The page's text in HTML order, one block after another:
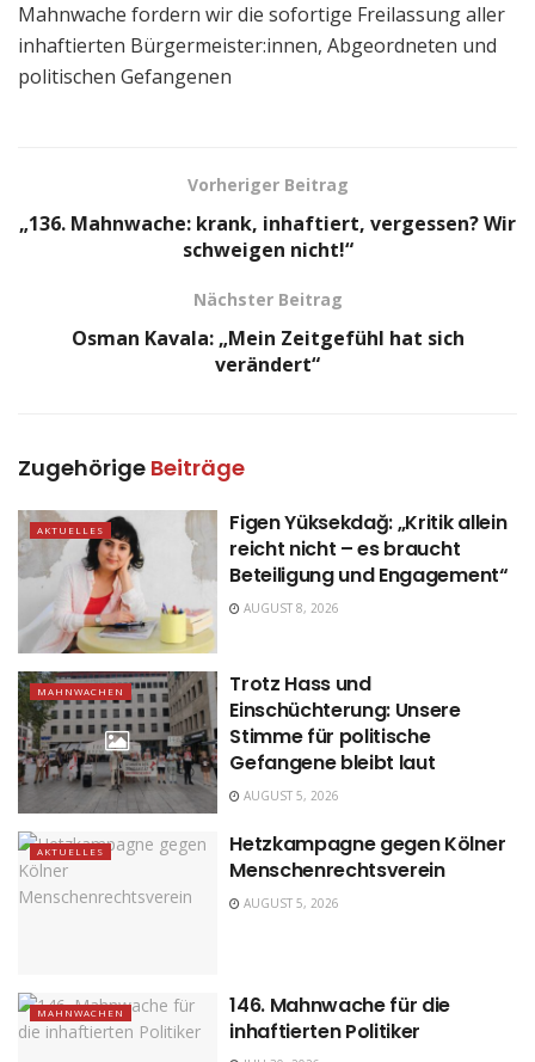
Mahnwache fordern wir die sofortige Freilassung aller
inhaftierten Bürgermeister:innen, Abgeordneten und
politischen Gefangenen
Vorheriger Beitrag
„136. Mahnwache: krank, inhaftiert, vergessen? Wir
schweigen nicht!“
Nächster Beitrag
Osman Kavala: „Mein Zeitgefühl hat sich
verändert“
Zugehörige Beiträge
AKTUELLES
Figen Yüksekdağ: „Kritik allein
reicht nicht – es braucht
Beteiligung und Engagement“
AUGUST 8, 2026
MAHNWACHEN
Trotz Hass und
Einschüchterung: Unsere
Stimme für politische
Gefangene bleibt laut
AUGUST 5, 2026
AKTUELLES
Hetzkampagne gegen Kölner
Menschenrechtsverein
AUGUST 5, 2026
MAHNWACHEN
146. Mahnwache für die
inhaftierten Politiker